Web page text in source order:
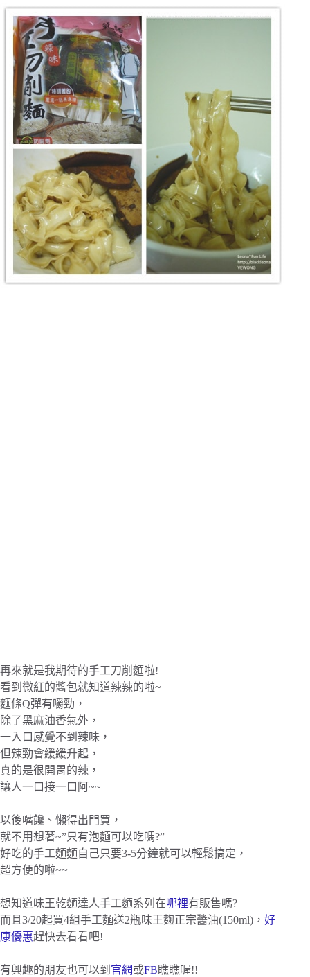
再來就是我期待的手工刀削麵啦!
看到微紅的醬包就知道辣辣的啦~
麵條Q彈有嚼勁，
除了黑麻油香氣外，
一入口感覺不到辣味，
但辣勁會緩緩升起，
真的是很開胃的辣，
讓人一口接一口阿~~
以後嘴饞、懶得出門買，
就不用想著~”只有泡麵可以吃嗎?”
好吃的手工麵麵自己只要3-5分鐘就可以輕鬆搞定，
超方便的啦~~
想知道味王乾麵達人手工麵系列在哪裡有販售嗎?
而且3/20起買4組手工麵送2瓶味王麴正宗醬油(150ml)， 好
康優惠趕快去看看吧!
有興趣的朋友也可以到 官網或FB瞧瞧喔!!